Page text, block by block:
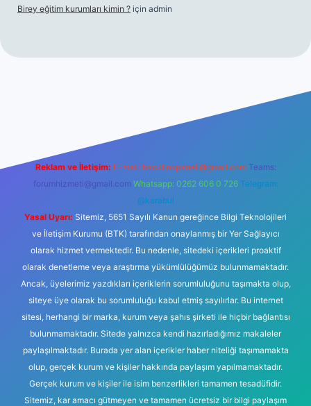
Birey eğitim kurumları kimin ? için admin
Reklam ve İletişim: E-mail: backlinkpaneli@gmail.com Teams:
forumhizmeti@gmail.com Whatsapp: 0262 606 0 726 Telegram:
@karabul
Yasal Uyarı: Sitemiz, 5651 Sayılı Kanun gereğince Bilgi Teknolojileri
ve İletişim Kurumu (BTK) tarafından onaylanmış bir Yer Sağlayıcı
olarak hizmet vermektedir. Bu nedenle, sitedeki içerikleri proaktif
olarak denetleme veya araştırma yükümlülüğümüz bulunmamaktadır.
Ancak, üyelerimiz yazdıkları içeriklerin sorumluluğunu taşımakta olup,
siteye üye olarak bu sorumluluğu kabul etmiş sayılırlar. Bu internet
sitesi, herhangi bir marka, kurum veya şahıs şirketi ile hiçbir bağlantısı
bulunmamaktadır. Sitede yalnızca kendi hazırladığımız makaleler
paylaşılmaktadır. Burada yer alan içerikler haber niteliği taşımamakta
olup, gerçek kurum ve kişiler hakkında paylaşım yapılmamaktadır.
Gerçek kurum ve kişiler ile isim benzerlikleri tamamen tesadüfidir.
Sitemiz, kar amacı gütmeyen ve tamamen ücretsiz bir bilgi paylaşım